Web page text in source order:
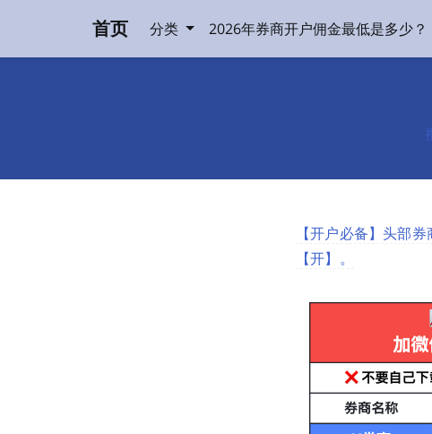
首页 分类 2026年券商开户佣金最低是多少？
【开户必备】头部
【开】。